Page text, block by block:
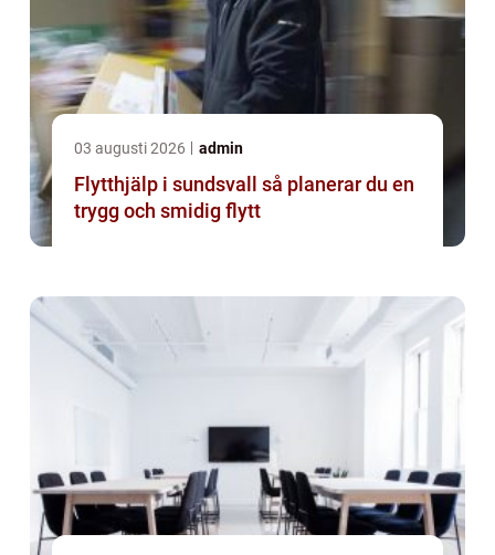
03 augusti 2026 admin
Flytthjälp i sundsvall så planerar du en
trygg och smidig flytt